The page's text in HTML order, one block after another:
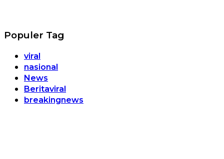
Populer Tag
viral
nasional
News
Beritaviral
breakingnews